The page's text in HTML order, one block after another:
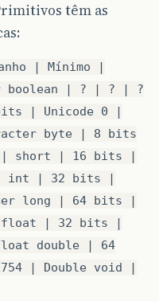
têm as
| Mínimo |
boolean | ? | ? | ?
| Unicode 0 |
byte | 8 bits
| short | 16 bits |
int | 32 bits |
long | 64 bits |
float | 32 bits |
double | 64
| Double void |